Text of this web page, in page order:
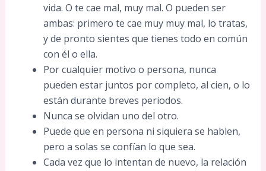
vida. O te cae mal, muy mal. O pueden ser
ambas: primero te cae muy muy mal, lo tratas,
y de pronto sientes que tienes todo en común
con él o ella.
Por cualquier motivo o persona, nunca
pueden estar juntos por completo, al cien, o lo
están durante breves periodos.
Nunca se olvidan uno del otro.
Puede que en persona ni siquiera se hablen,
pero a solas se confían lo que sea.
Cada vez que lo intentan de nuevo, la relación